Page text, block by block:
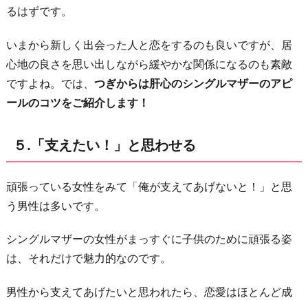
るはずです。
いまから新しく出会った人と恋をするのも良いですが、居
心地の良さを思い出しながら緩やかな関係になるのも素敵
ですよね。では、 つぎからは肝心のシングルマザーのアピ
ールのコツをご紹介します！
５.「支えたい！」と思わせる
頑張っている女性をみて「俺が支えてあげないと！」と思
う男性は多いです。
シングルマザーの女性がまっすぐに子供のために頑張る姿
は、それだけで魅力的なのです。
男性から支えてあげたいと思われたら、恋愛はほとんど成